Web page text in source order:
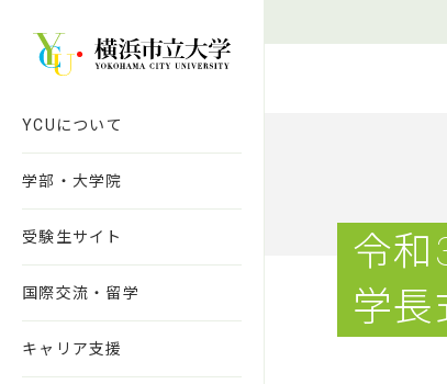
YCUについて
学部・大学院
受験生サイト
国際交流・留学
キャリア支援
令
学長